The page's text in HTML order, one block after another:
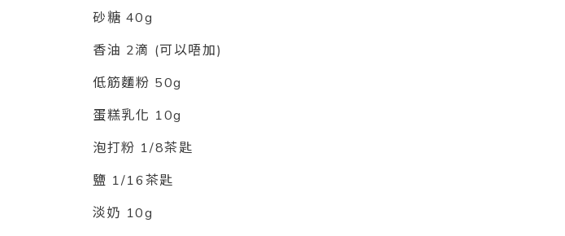
砂糖 40g
香油 2滴 (可以唔加)
低筋麵粉 50g
蛋糕乳化 10g
泡打粉 1/8茶匙
鹽 1/16茶匙
淡奶 10g